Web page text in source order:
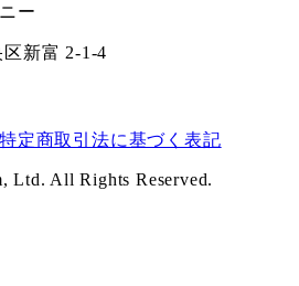
ー
新富 2-1-4
特定商取引法に基づく表記
Ltd. All Rights Reserved.